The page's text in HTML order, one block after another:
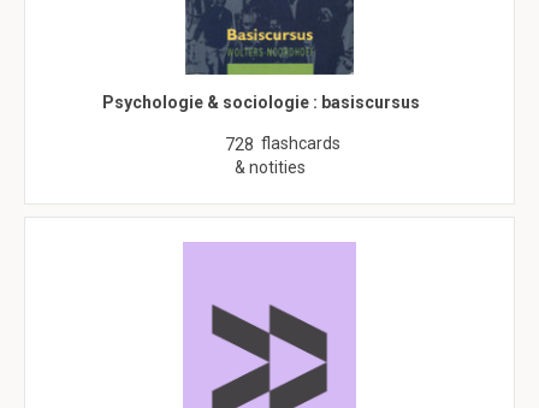
Psychologie & sociologie : basiscursus
728 flashcards
& notities